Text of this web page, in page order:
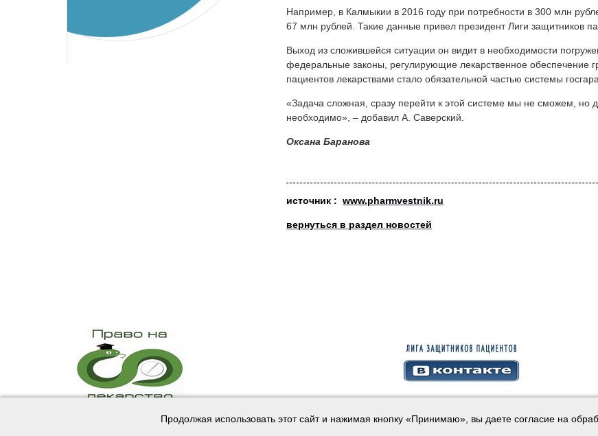
Например, в Калмыкии в 2016 году при потребности в 300 млн
67 млн рублей. Такие данные привел президент Лиги защитников
Выход из сложившейся ситуации он видит в необходимости
федеральные законы, регулирующие лекарственное обеспечение
пациентов лекарствами стало обязательной частью системы
«Задача сложная, сразу перейти к этой системе мы не сможем, но
необходимо», – добавил А. Саверский.
Оксана Баранова
источник : www.pharmvestnik.ru
вернуться в раздел новостей
Продолжая использовать этот сайт и нажимая кнопку «Принимаю», вы даете согласие на